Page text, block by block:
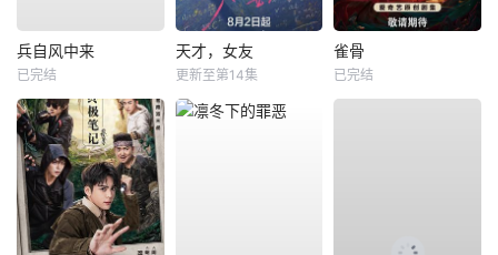
兵自风中来
已完结
天才，女友
更新至第14集
雀骨
已完结